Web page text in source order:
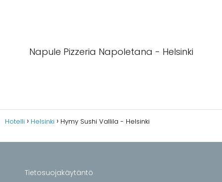
Napule Pizzeria Napoletana - Helsinki
Hotelli Helsinki Hymy Sushi Vallila - Helsinki
Tietosuojakäytäntö